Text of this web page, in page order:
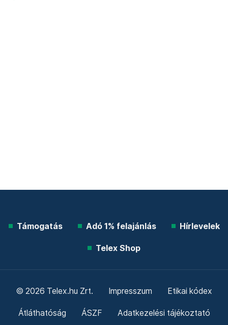
Támogatás Adó 1% felajánlás Hírlevelek
Telex Shop
© 2026 Telex.hu Zrt. Impresszum Etikai kódex
Átláthatóság ÁSZF Adatkezelési tájékoztató